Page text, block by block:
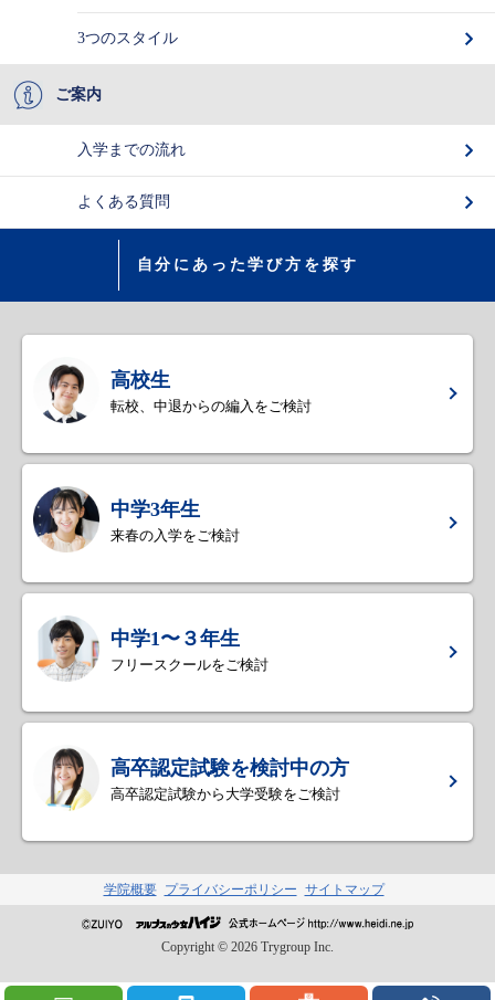
3つのスタイル
ご案内
入学までの流れ
よくある質問
自分にあった学び方を探す
高校生
転校、中退からの編入をご検討
中学3年生
来春の入学をご検討
中学1〜３年生
フリースクールをご検討
高卒認定試験を検討中の方
高卒認定試験から大学受験をご検討
学院概要 プライバシーポリシー サイトマップ
Copyright © 2026 Trygroup Inc.